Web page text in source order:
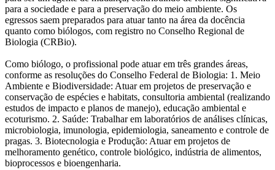
para a sociedade e para a preservação do meio ambiente. Os
egressos saem preparados para atuar tanto na área da docência
quanto como biólogos, com registro no Conselho Regional de
Biologia (CRBio).
Como biólogo, o profissional pode atuar em três grandes áreas,
conforme as resoluções do Conselho Federal de Biologia: 1. Meio
Ambiente e Biodiversidade: Atuar em projetos de preservação e
conservação de espécies e habitats, consultoria ambiental (realizando
estudos de impacto e planos de manejo), educação ambiental e
ecoturismo. 2. Saúde: Trabalhar em laboratórios de análises clínicas,
microbiologia, imunologia, epidemiologia, saneamento e controle de
pragas. 3. Biotecnologia e Produção: Atuar em projetos de
melhoramento genético, controle biológico, indústria de alimentos,
bioprocessos e bioengenharia.